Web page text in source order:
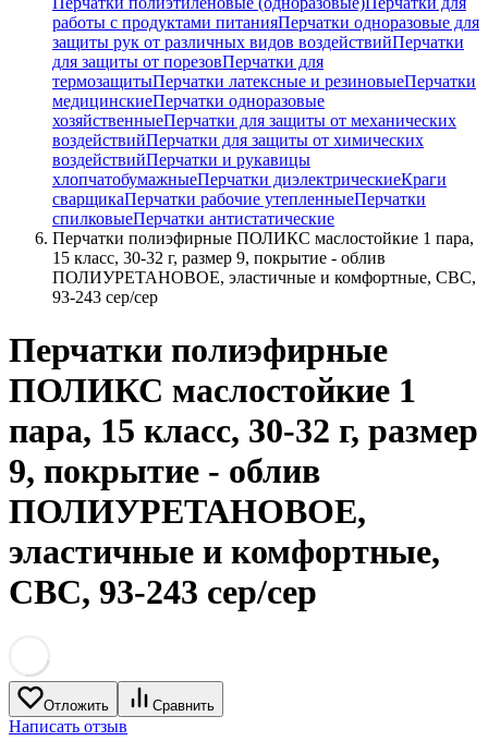
работы с продуктами питанияПерчатки одноразовые для
защиты рук от различных видов воздействийПерчатки
для защиты от порезовПерчатки для
термозащитыПерчатки латексные и резиновыеПерчатки
медицинскиеПерчатки одноразовые
хозяйственныеПерчатки для защиты от механических
воздействийПерчатки для защиты от химических
воздействийПерчатки и рукавицы
хлопчатобумажныеПерчатки диэлектрическиеКраги
сварщикаПерчатки рабочие утепленныеПерчатки
спилковыеПерчатки антистатические
Перчатки полиэфирные ПОЛИКС маслостойкие 1 пара,
15 класс, 30-32 г, размер 9, покрытие - облив
ПОЛИУРЕТАНОВОЕ, эластичные и комфортные, СВС,
93-243 сер/сер
Перчатки полиэфирные
ПОЛИКС маслостойкие 1
пара, 15 класс, 30-32 г, размер
9, покрытие - облив
ПОЛИУРЕТАНОВОЕ,
эластичные и комфортные,
СВС, 93-243 сер/сер
Отложить Сравнить
Написать отзыв